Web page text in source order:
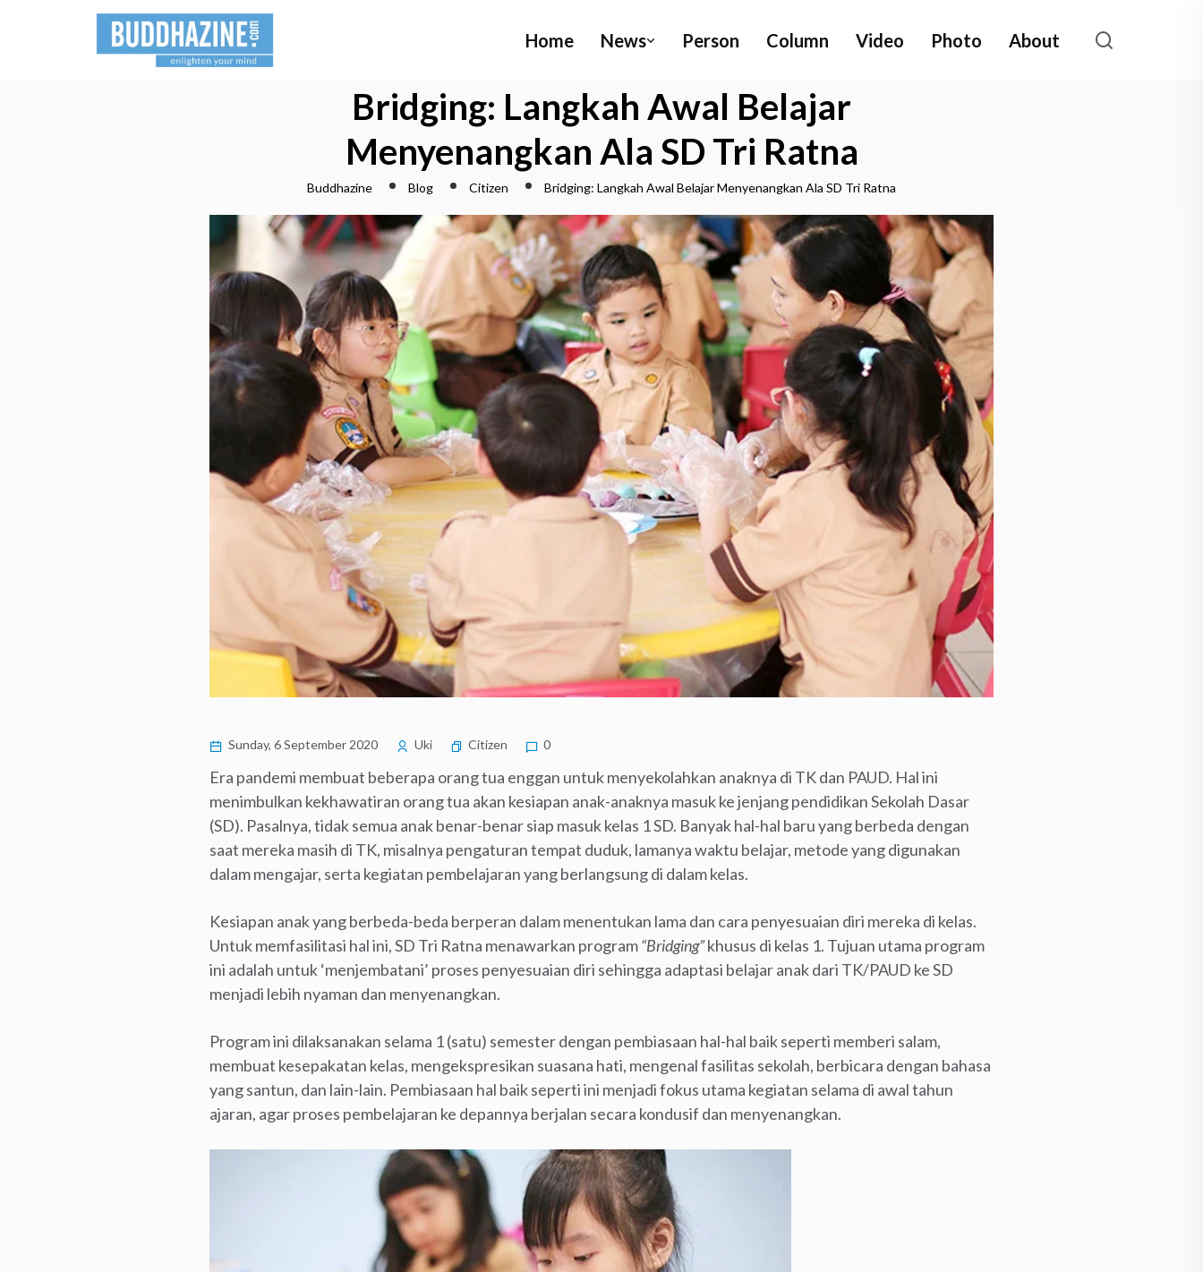
Home News Person Column Video Photo About
Bridging: Langkah Awal Belajar
Menyenangkan Ala SD Tri Ratna
Buddhazine Blog Citizen Bridging: Langkah Awal Belajar Menyenangkan Ala SD Tri Ratna
Sunday, 6 September 2020 Uki Citizen 0
Era pandemi membuat beberapa orang tua enggan untuk menyekolahkan anaknya di TK dan PAUD. Hal ini
menimbulkan kekhawatiran orang tua akan kesiapan anak-anaknya masuk ke jenjang pendidikan Sekolah Dasar
(SD). Pasalnya, tidak semua anak benar-benar siap masuk kelas 1 SD. Banyak hal-hal baru yang berbeda dengan
saat mereka masih di TK, misalnya pengaturan tempat duduk, lamanya waktu belajar, metode yang digunakan
dalam mengajar, serta kegiatan pembelajaran yang berlangsung di dalam kelas.
Kesiapan anak yang berbeda-beda berperan dalam menentukan lama dan cara penyesuaian diri mereka di kelas.
Untuk memfasilitasi hal ini, SD Tri Ratna menawarkan program“Bridging”khusus di kelas 1. Tujuan utama program
ini adalah untuk ‘menjembatani’ proses penyesuaian diri sehingga adaptasi belajar anak dari TK/PAUD ke SD
menjadi lebih nyaman dan menyenangkan.
Program ini dilaksanakan selama 1 (satu) semester dengan pembiasaan hal-hal baik seperti memberi salam,
membuat kesepakatan kelas, mengekspresikan suasana hati, mengenal fasilitas sekolah, berbicara dengan bahasa
yang santun, dan lain-lain. Pembiasaan hal baik seperti ini menjadi fokus utama kegiatan selama di awal tahun
ajaran, agar proses pembelajaran ke depannya berjalan secara kondusif dan menyenangkan.